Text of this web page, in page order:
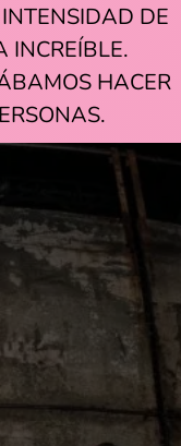
DE
INCREÍBLE.
HACER